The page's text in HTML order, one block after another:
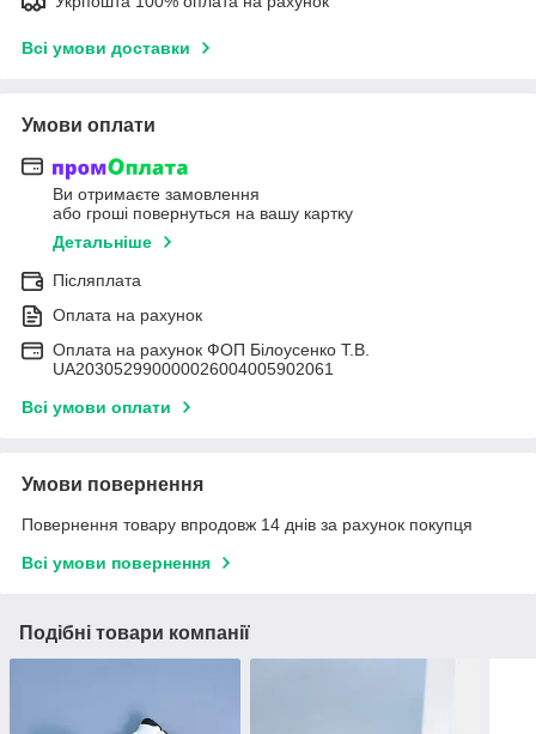
Всі умови доставки
Умови оплати
Ви отримаєте замовлення
або гроші повернуться на вашу картку
Детальніше
Післяплата
Оплата на рахунок
Оплата на рахунок ФОП Білоусенко Т.В.
UA203052990000026004005902061
Всі умови оплати
Умови повернення
Повернення товару впродовж 14 днів за рахунок покупця
Всі умови повернення
Подібні товари компанії